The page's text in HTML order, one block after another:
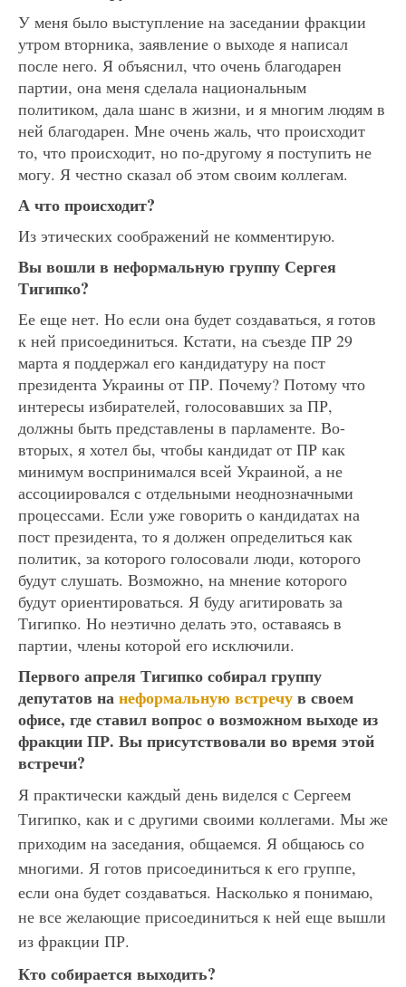
У меня было выступление на заседании фракции
утром вторника, заявление о выходе я написал
после него. Я объяснил, что очень благодарен
партии, она меня сделала национальным
политиком, дала шанс в жизни, и я многим людям в
ней благодарен. Мне очень жаль, что происходит
то, что происходит, но по-другому я поступить не
могу. Я честно сказал об этом своим коллегам.
А что происходит?
Из этических соображений не комментирую.
Вы вошли в неформальную группу Сергея
Тигипко?
Ее еще нет. Но если она будет создаваться, я готов
к ней присоединиться. Кстати, на съезде ПР 29
марта я поддержал его кандидатуру на пост
президента Украины от ПР. Почему? Потому что
интересы избирателей, голосовавших за ПР,
должны быть представлены в парламенте. Во-
вторых, я хотел бы, чтобы кандидат от ПР как
минимум воспринимался всей Украиной, а не
ассоциировался с отдельными неоднозначными
процессами. Если уже говорить о кандидатах на
пост президента, то я должен определиться как
политик, за которого голосовали люди, которого
будут слушать. Возможно, на мнение которого
будут ориентироваться. Я буду агитировать за
Тигипко. Но неэтично делать это, оставаясь в
партии, члены которой его исключили.
Первого апреля Тигипко собирал группу
депутатов нанеформальную встречув своем
офисе, где ставил вопрос о возможном выходе из
фракции ПР. Вы присутствовали во время этой
встречи?
Я практически каждый день виделся с Сергеем
Тигипко, как и с другими своими коллегами. Мы же
приходим на заседания, общаемся. Я общаюсь со
многими. Я готов присоединиться к его группе,
если она будет создаваться. Насколько я понимаю,
не все желающие присоединиться к ней еще вышли
из фракции ПР.
Кто собирается выходить?